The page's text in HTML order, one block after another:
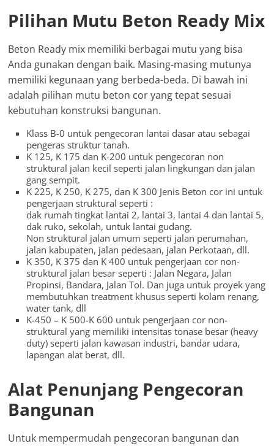
Pilihan Mutu Beton Ready Mix
Beton Ready mix memiliki berbagai mutu yang bisa
Anda gunakan dengan baik. Masing-masing mutunya
memiliki kegunaan yang berbeda-beda. Di bawah ini
adalah pilihan mutu beton cor yang tepat sesuai
kebutuhan konstruksi bangunan.
Klass B-0 untuk pengecoran lantai dasar atau sebagai
pengeras struktur tanah.
K 125, K 175 dan K-200 untuk pengecoran non
struktural jalan kecil seperti jalan lingkungan dan jalan
gang sempit.
K 225, K 250, K 275, dan K 300 Jenis Beton cor ini untuk
pengerjaan struktural seperti :
dak rumah tingkat lantai 2, lantai 3, lantai 4 dan lantai 5,
dak ruko, sekolah, untuk lantai gudang.
Non struktural jalan umum seperti jalan perumahan,
jalan kabupaten, jalan pedesaan, jalan Perkotaan, dll.
K 350, K 375 dan K 400 untuk pengerjaan cor non-
struktural jalan besar seperti : Jalan Negara, Jalan
Propinsi, Bandara, Jalan Tol. Dan juga untuk proyek yang
membutuhkan treatment khusus seperti kolam renang,
water tank, dll
K-450 – K 500-K 600 untuk pengerjaan cor non-
struktural yang memiliki intensitas tonase besar (heavy
duty) seperti jalan kawasan industri, bandar udara,
lapangan alat berat, dll.
Alat Penunjang Pengecoran
Bangunan
Untuk mempermudah pengecoran bangunan dan